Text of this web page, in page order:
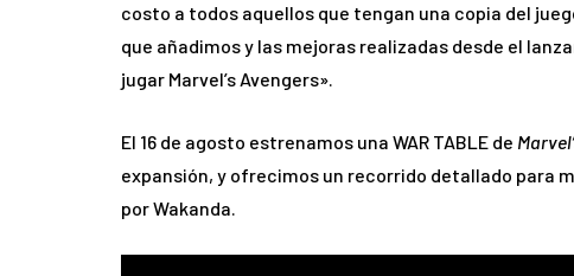
costo a todos aquellos que tengan una copia del
que añadimos y las mejoras realizadas desde el
jugar Marvel’s Avengers».
El 16 de agosto estrenamos una WAR TABLE de
expansión, y ofrecimos un recorrido detallado para
por Wakanda.